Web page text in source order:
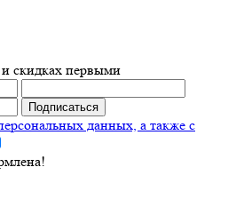
скидках первыми
данных, а также с